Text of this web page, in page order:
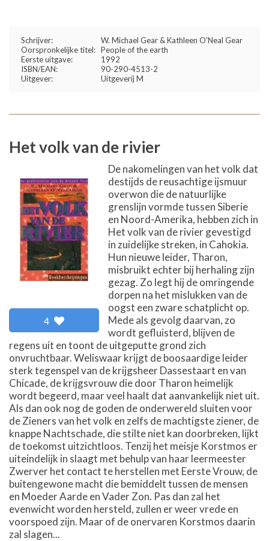
Schrijver:
W. Michael Gear & Kathleen O'Neal Gear
Oorspronkelijke titel: People of the earth
Eerste uitgave:
1992
ISBN/EAN:
90-290-4513-2
Uitgever:
Uitgeverij M
Het volk van de rivier
4
De nakomelingen van het volk dat
destijds de reusachtige ijsmuur
overwon die de natuurlijke
grenslijn vormde tussen Siberie
en Noord-Amerika, hebben zich in
Het volk van de rivier gevestigd
in zuidelijke streken, in Cahokia.
Hun nieuwe leider, Tharon,
misbruikt echter bij herhaling zijn
gezag. Zo legt hij de omringende
dorpen na het mislukken van de
oogst een zware schatplicht op.
Mede als gevolg daarvan, zo
wordt gefluisterd, blijven de
regens uit en toont de uitgeputte grond zich
onvruchtbaar. Weliswaar krijgt de boosaardige leider
sterk tegenspel van de krijgsheer Dassestaart en van
Chicade, de krijgsvrouw die door Tharon heimelijk
wordt begeerd, maar veel haalt dat aanvankelijk niet uit.
Als dan ook nog de goden de onderwereld sluiten voor
de Zieners van het volk en zelfs de machtigste ziener, de
knappe Nachtschade, die stilte niet kan doorbreken, lijkt
de toekomst uitzichtloos. Tenzij het meisje Korstmos er
uiteindelijk in slaagt met behulp van haar leermeester
Zwerver het contact te herstellen met Eerste Vrouw, de
buitengewone macht die bemiddelt tussen de mensen
en Moeder Aarde en Vader Zon. Pas dan zal het
evenwicht worden hersteld, zullen er weer vrede en
voorspoed zijn. Maar of de onervaren Korstmos daarin
zal slagen...